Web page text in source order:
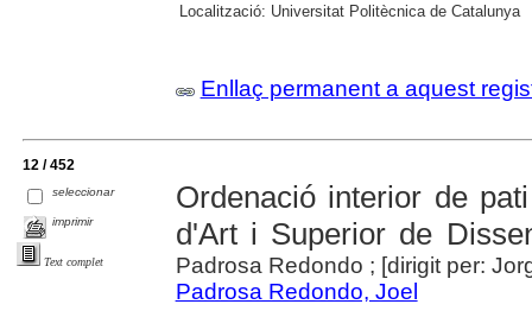
Localització: Universitat Politècnica de Catalunya
Enllaç permanent a aquest
12 / 452
seleccionar
imprimir
Text complet
Ordenació interior de
d'Art i Superior de
Padrosa Redondo ; [dirigit per:
Padrosa Redondo, Joel